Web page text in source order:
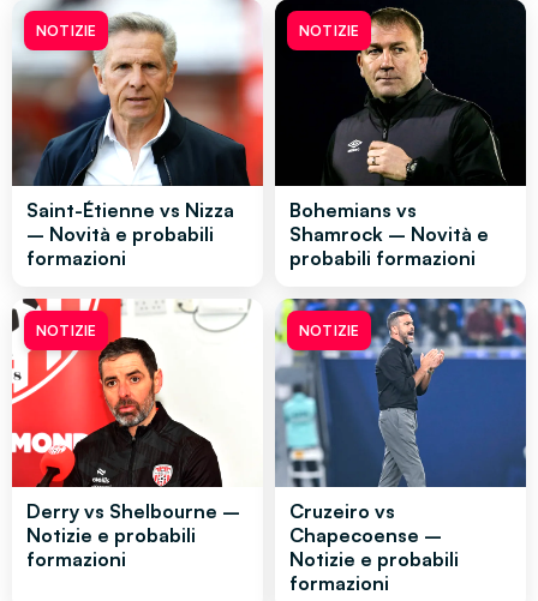
NOTIZIE
Saint-Étienne vs Nizza
– Novità e probabili
formazioni
NOTIZIE
Bohemians vs
Shamrock – Novità e
probabili formazioni
NOTIZIE
Derry vs Shelbourne –
Notizie e probabili
formazioni
NOTIZIE
Cruzeiro vs
Chapecoense –
Notizie e probabili
formazioni